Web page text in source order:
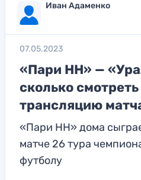
Иван Адаменко
07.05.2023
«Пари НН» —
сколько
трансляцию
«Пари НН» дома
матче 26 тура
футболу